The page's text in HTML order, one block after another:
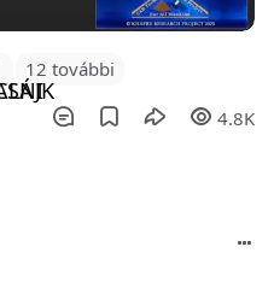
12 további
4.8K